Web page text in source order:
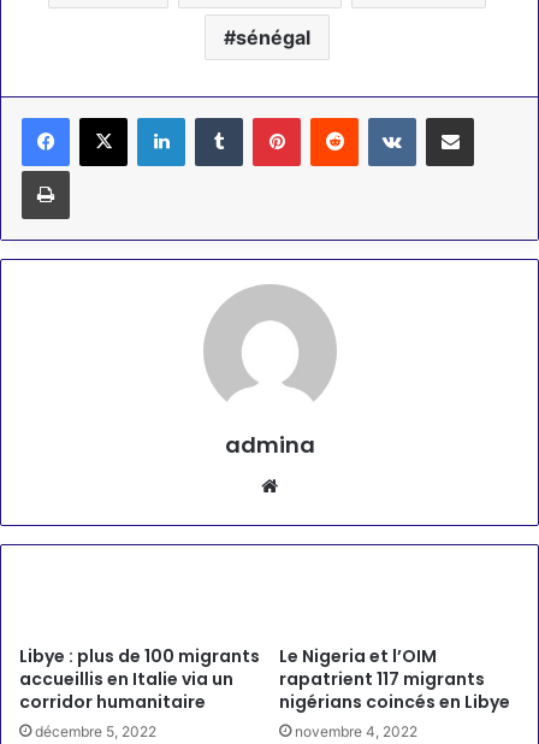
sénégal
LinkedinTumblr PinterestReddit VKontaktePartager par email
Imprimer
admina
Libye : plus de 100 migrants
accueillis en Italie via un
corridor humanitaire
décembre 5, 2022
Le Nigeria et l’OIM
rapatrient 117 migrants
nigérians coincés en Libye
novembre 4, 2022